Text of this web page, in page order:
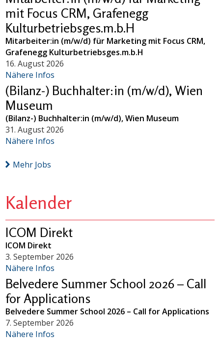
mit Focus CRM, Grafenegg
Kulturbetriebsges.m.b.H
Mitarbeiter:in (m/w/d) für Marketing mit Focus CRM,
Grafenegg Kulturbetriebsges.m.b.H
16. August 2026
Nähere Infos
(Bilanz-) Buchhalter:in (m/w/d), Wien
Museum
(Bilanz-) Buchhalter:in (m/w/d), Wien Museum
31. August 2026
Nähere Infos
Mehr Jobs
Kalender
ICOM Direkt
ICOM Direkt
3. September 2026
Nähere Infos
Belvedere Summer School 2026 – Call
for Applications
Belvedere Summer School 2026 – Call for Applications
7. September 2026
Nähere Infos